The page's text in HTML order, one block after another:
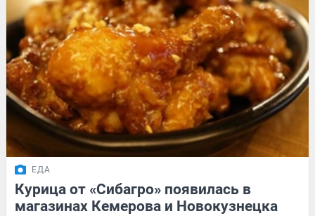
ЕДА
Курица от «Сибагро» появилась в
магазинах Кемерова и Новокузнецка